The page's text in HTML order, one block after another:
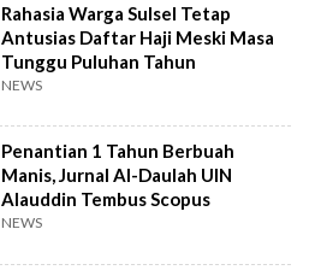
Rahasia Warga Sulsel Tetap
Antusias Daftar Haji Meski Masa
Tunggu Puluhan Tahun
NEWS
Penantian 1 Tahun Berbuah
Manis, Jurnal Al-Daulah UIN
Alauddin Tembus Scopus
NEWS